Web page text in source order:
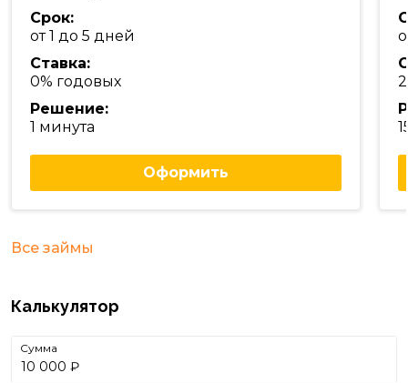
Срок:
от 1 до 5 дней
Ставка:
0% годовых
Решение:
1 минута
Оформить
Все займы
Калькулятор
Сумма
₽